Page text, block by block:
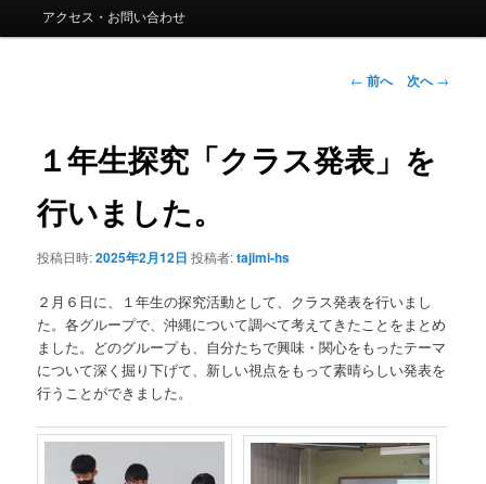
コ
ン
ツ
へ
移
動
アクセス・お問い合わせ
投
ビ
ゲ
← 前へ 次へ→
１年生探究「クラス発表」を
行いました。
投稿日時:2025年2月12日 投稿者:tajimi-hs
２月６日に、１年生の探究活動として、クラス発表を行いまし
た。各グループで、沖縄について調べて考えてきたことをまとめ
ました。どのグループも、自分たちで興味・関心をもったテーマ
について深く掘り下げて、新しい視点をもって素晴らしい発表を
行うことができました。